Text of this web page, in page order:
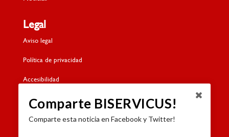
Legal
Aviso legal
Política de privacidad
Accesibilidad
Política de cookies
Contacto
Comparte BISERVICUS!
Comparte esta noticia en Facebook y Twitter!